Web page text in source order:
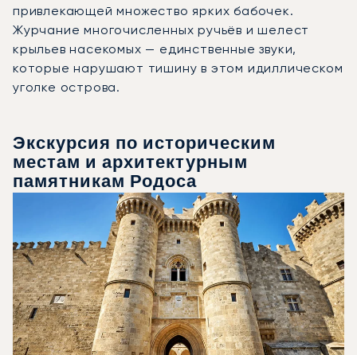
привлекающей множество ярких бабочек.
Журчание многочисленных ручьёв и шелест
крыльев насекомых — единственные звуки,
которые нарушают тишину в этом идиллическом
уголке острова.
Экскурсия по историческим
местам и архитектурным
памятникам Родоса